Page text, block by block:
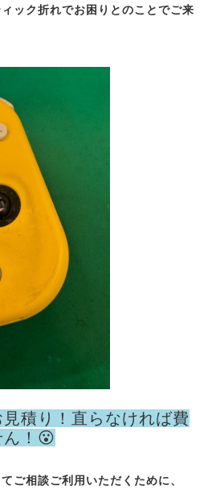
ック折れでお困りとのことでご来
積り！直らなければ費
！😮
ご相談ご利用いただくために、